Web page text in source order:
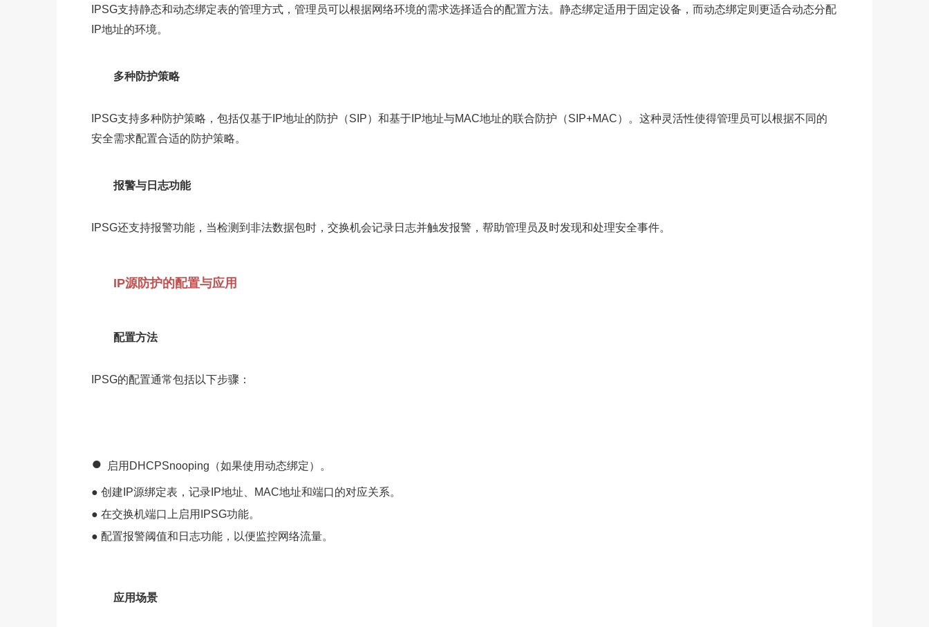
IPSG支持静态和动态绑定表的管理方式，管理员可以根据网络环境的需求选择适合的配置方法。静态绑定适用于固定设备，而动态绑定则更适合动态分配
IP地址的环境。
多种防护策略
IPSG支持多种防护策略，包括仅基于IP地址的防护（SIP）和基于IP地址与MAC地址的联合防护（SIP+MAC）。这种灵活性使得管理员可以根据不同的
安全需求配置合适的防护策略。
报警与日志功能
IPSG还支持报警功能，当检测到非法数据包时，交换机会记录日志并触发报警，帮助管理员及时发现和处理安全事件。
IP源防护的配置与应用
配置方法
IPSG的配置通常包括以下步骤：
● 启用DHCPSnooping（如果使用动态绑定）。
● 创建IP源绑定表，记录IP地址、MAC地址和端口的对应关系。
● 在交换机端口上启用IPSG功能。
● 配置报警阈值和日志功能，以便监控网络流量。
应用场景